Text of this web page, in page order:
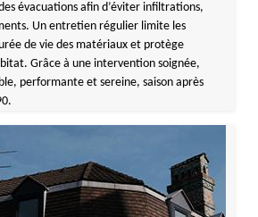
évacuations afin d’éviter infiltrations,
Un entretien régulier limite les
de vie des matériaux et protège
Grâce à une intervention soignée,
performante et sereine, saison après